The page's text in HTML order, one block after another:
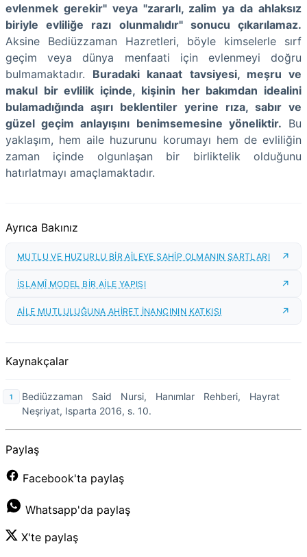
evlenmek gerekir" veya "zararlı, zalim ya da ahlaksız
biriyle evliliğe razı olunmalıdır" sonucu çıkarılamaz.
Aksine Bediüzzaman Hazretleri, böyle kimselerle sırf
geçim veya dünya menfaati için evlenmeyi doğru
bulmamaktadır. Buradaki kanaat tavsiyesi, meşru ve
makul bir evlilik içinde, kişinin her bakımdan idealini
bulamadığında aşırı beklentiler yerine rıza, sabır ve
güzel geçim anlayışını benimsemesine yöneliktir. Bu
yaklaşım, hem aile huzurunu korumayı hem de evliliğin
zaman içinde olgunlaşan bir birliktelik olduğunu
hatırlatmayı amaçlamaktadır.
Ayrıca Bakınız
MUTLU VE HUZURLU BİR AİLEYE SAHİP OLMANIN ŞARTLARI
İSLAMÎ MODEL BİR AİLE YAPISI
AİLE MUTLULUĞUNA AHİRET İNANCININ KATKISI
Kaynakçalar
Bediüzzaman Said Nursi, Hanımlar Rehberi, Hayrat
Neşriyat, Isparta 2016, s. 10.
Paylaş
Facebook'ta paylaş
Whatsapp'da paylaş
X'te paylaş